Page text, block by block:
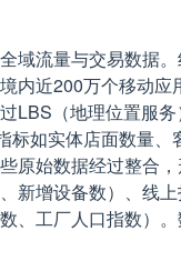
域流量与交易数据
内近200万个移动
LBS（地理位置服
如实体店面数量
原始数据经过整合
新增设备数）、线
、工厂人口指数）